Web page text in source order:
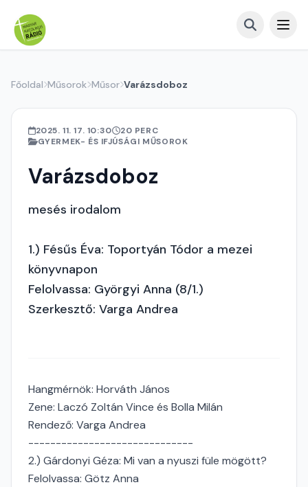
Főoldal Műsorok Műsor Varázsdoboz
2025. 11. 17. 10:30
20 PERC
GYERMEK- ÉS IFJÚSÁGI MŰSOROK
Varázsdoboz
mesés irodalom
1.) Fésűs Éva: Toportyán Tódor a mezei
könyvnapon
Felolvassa: Györgyi Anna (8/1.)
Szerkesztő: Varga Andrea
Hangmérnök: Horváth János
Zene: Laczó Zoltán Vince és Bolla Milán
Rendező: Varga Andrea
------------------------------
2.) Gárdonyi Géza: Mi van a nyuszi füle mögött?
Felolvassa: Götz Anna